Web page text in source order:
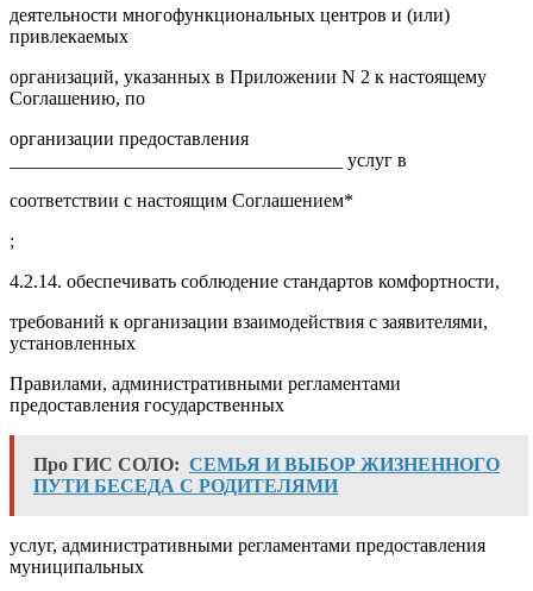
деятельности многофункциональных центров и (или)
привлекаемых
организаций, указанных в Приложении N 2 к настоящему
Соглашению, по
организации предоставления
___________________________________ услуг в
соответствии с настоящим Соглашением*
;
4.2.14. обеспечивать соблюдение стандартов комфортности,
требований к организации взаимодействия с заявителями,
установленных
Правилами, административными регламентами
предоставления государственных
Про ГИС СОЛО: СЕМЬЯ И ВЫБОР ЖИЗНЕННОГО
ПУТИ БЕСЕДА С РОДИТЕЛЯМИ
услуг, административными регламентами предоставления
муниципальных